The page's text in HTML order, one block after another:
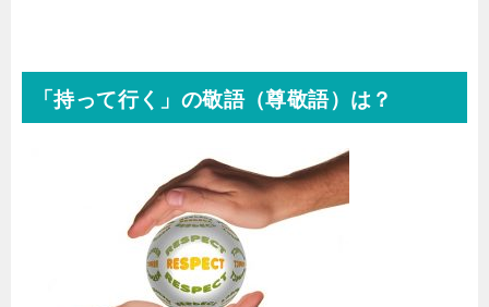
「持って行く」の敬語（尊敬語）は？